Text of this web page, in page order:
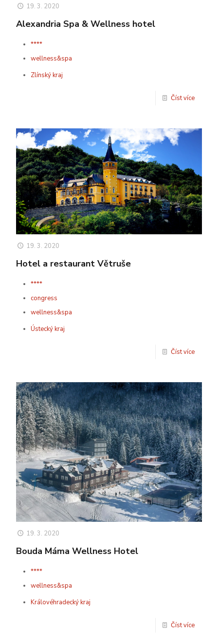
19. 3. 2020
Alexandria Spa & Wellness hotel
****
wellness&spa
Zlínský kraj
Číst více
19. 3. 2020
Hotel a restaurant Větruše
****
congress
wellness&spa
Ústecký kraj
Číst více
19. 3. 2020
Bouda Máma Wellness Hotel
****
wellness&spa
Královéhradecký kraj
Číst více